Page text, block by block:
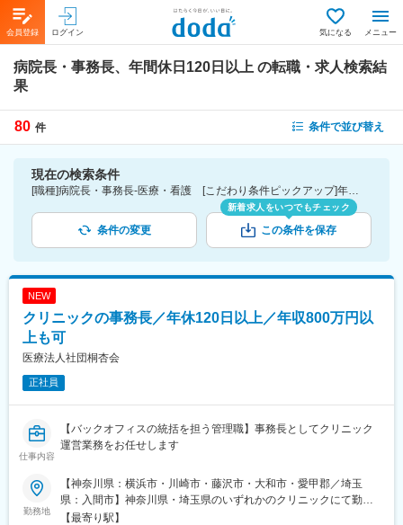
会員登録 ログイン 気になる メニュー
病院長・事務長、年間休日120日以上 の転職・求人検索結
果
80 件 条件で並び替え
現在の検索条件
[職種]病院長・事務長-医療・看護 [こだわり条件ピックアップ]年間休日120日以上 [詳細条件](休日・働き方)年間休日120日以上
条件の変更
新着求人をいつでもチェック
この条件を保存
NEW
クリニックの事務長／年休120日以上／年収800万円以
上も可
医療法人社団桐杏会
正社員
仕事内容
【バックオフィスの統括を担う管理職】事務長としてクリニック
運営業務をお任せします
勤務地
【神奈川県：横浜市・川崎市・藤沢市・大和市・愛甲郡／埼玉
県：入間市】神奈川県・埼玉県のいずれかのクリニックにて勤務
いただきます。※受動喫煙防止対策：院内禁煙
【最寄り駅】